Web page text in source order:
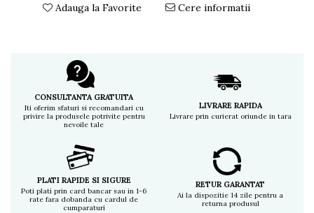
Adauga la Favorite Cere informatii
CONSULTANTA GRATUITA
Iti oferim sfaturi si recomandari cu
privire la produsele potrivite pentru
nevoile tale
LIVRARE RAPIDA
Livrare prin curierat oriunde in tara
PLATI RAPIDE SI SIGURE
Poti plati prin card bancar sau in 1-6
rate fara dobanda cu cardul de
cumparaturi
RETUR GARANTAT
Ai la dispozitie 14 zile pentru a
returna produsul